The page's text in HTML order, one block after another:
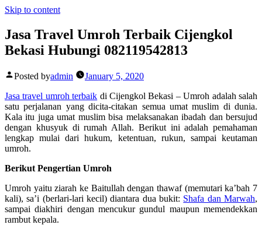
Skip to content
Jasa Travel Umroh Terbaik Cijengkol
Bekasi Hubungi 082119542813
Posted byadmin
January 5, 2020
Jasa travel umroh terbaik di Cijengkol Bekasi –Umroh adalah salah
satu perjalanan yang dicita-citakan semua umat muslim di dunia.
Kala itu juga umat muslim bisa melaksanakan ibadah dan bersujud
dengan khusyuk di rumah Allah. Berikut ini adalah pemahaman
lengkap mulai dari hukum, ketentuan, rukun, sampai keutaman
umroh.
Berikut Pengertian Umroh
Umroh yaitu ziarah ke Baitullah dengan thawaf (memutari ka’bah 7
kali), sa’i (berlari-lari kecil) diantara dua bukit: Shafa dan Marwah,
sampai diakhiri dengan mencukur gundul maupun memendekkan
rambut kepala.